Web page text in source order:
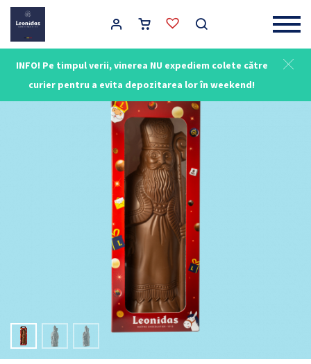
INFO! Pe timpul verii, vinerea NU expediem colete către
curier pentru a evita depozitarea lor în weekend!
Main Navigation